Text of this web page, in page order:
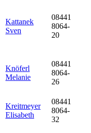
Kattanek
Sven
08441
8064-
20
Knöferl
Melanie
08441
8064-
26
Kreitmeyer
Elisabeth
08441
8064-
32